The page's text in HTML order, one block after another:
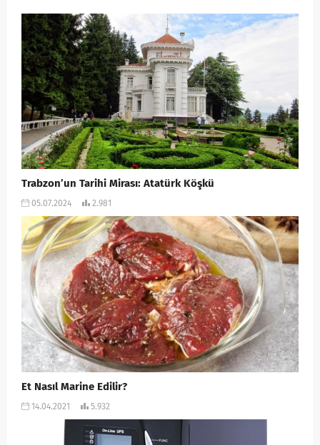
Trabzon’un Tarihi Mirası: Atatürk Köşkü
05.07.2024 2.981
Et Nasıl Marine Edilir?
14.04.2021 5.932